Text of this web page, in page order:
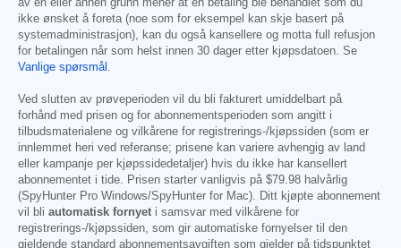
ikke ønsket å foreta (noe som for eksempel kan skje basert på
systemadministrasjon), kan du også kansellere og motta full refusjon
for betalingen når som helst innen 30 dager etter kjøpsdatoen. Se
Vanlige spørsmål
Ved slutten av prøveperioden vil du bli fakturert umiddelbart på
forhånd med prisen og for abonnementsperioden som angitt i
tilbudsmaterialene og vilkårene for registrerings-/kjøpssiden (som er
innlemmet heri ved referanse; prisene kan variere avhengig av land
eller kampanje per kjøpssidedetaljer) hvis du ikke har kansellert
abonnementet i tide. Prisen starter vanligvis på $79.98 halvårlig
(SpyHunter Pro Windows/SpyHunter for Mac). Ditt kjøpte abonnement
vil bli automatisk fornyet i samsvar med vilkårene for
registrerings-/kjøpssiden, som gir automatiske fornyelser til den
gjeldende standard abonnementsavgiften som gjelder på tidspunktet